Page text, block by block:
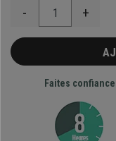
- +
Faites